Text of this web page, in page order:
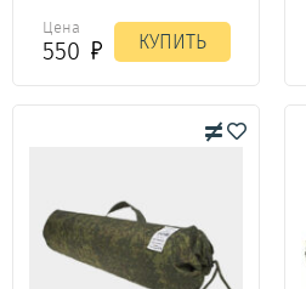
Цена
550 КУПИТЬ